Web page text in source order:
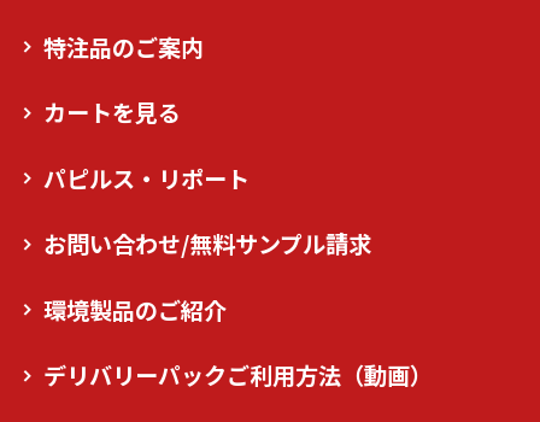
特注品のご案内
カートを見る
パピルス・リポート
お問い合わせ/無料サンプル請求
環境製品のご紹介
デリバリーパックご利用方法（動画）